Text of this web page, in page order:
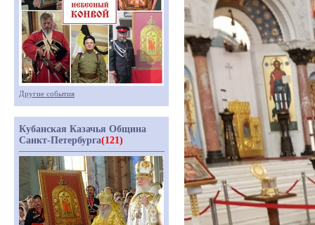
Другие события
Кубанская Казачья Община
Санкт-Петербурга(121)